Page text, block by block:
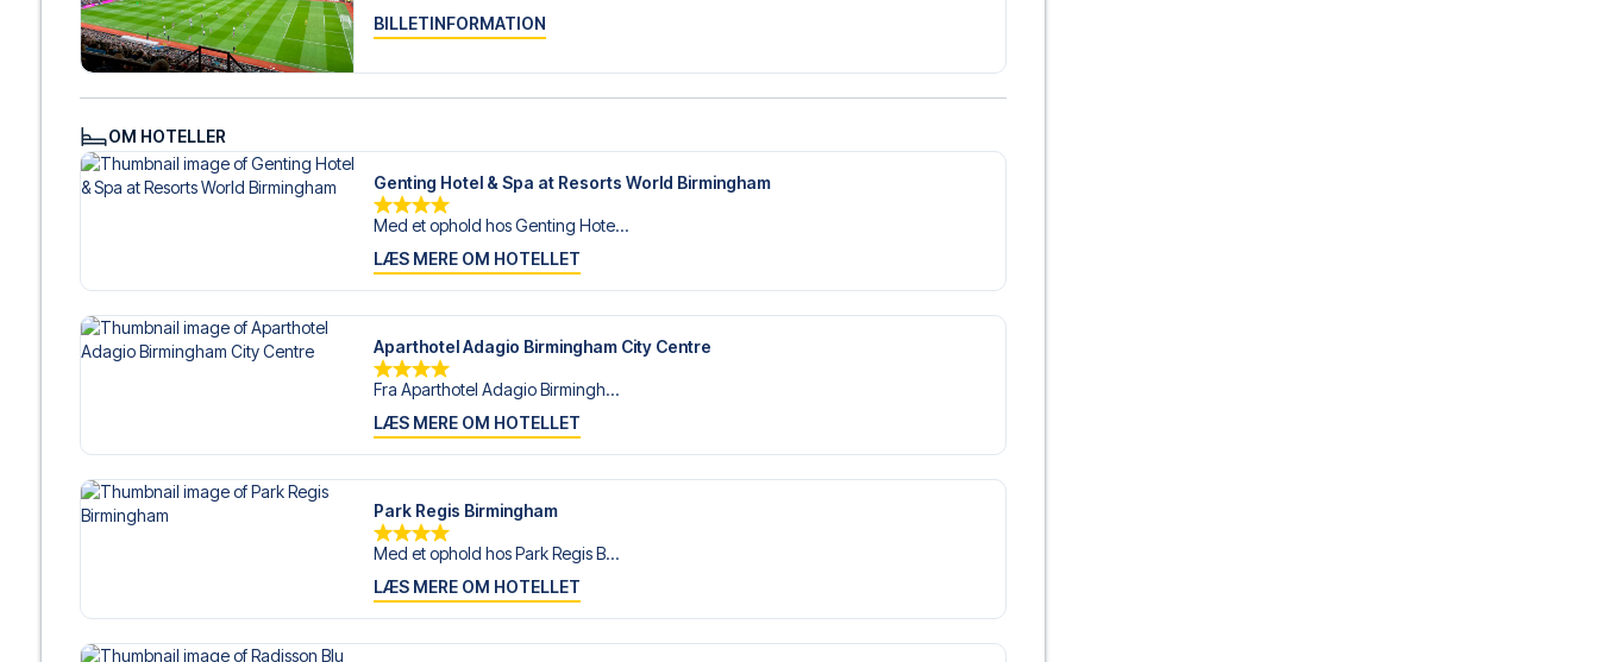
BILLETINFORMATION
OM HOTELLER
Genting Hotel & Spa at Resorts World Birmingham
Med et ophold hos Genting Hote...
LÆS MERE OM HOTELLET
Aparthotel Adagio Birmingham City Centre
Fra Aparthotel Adagio Birmingh...
LÆS MERE OM HOTELLET
Park Regis Birmingham
Med et ophold hos Park Regis B...
LÆS MERE OM HOTELLET